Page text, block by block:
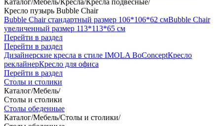
Каталог/Мебель/Кресла/Кресла подвесные/
Кресло пузырь Bubble Chair
Bubble Chair стандартный размер 106*106*62 смBubble Chair
увеличенный размер 113*113*65 см
Перейти в раздел
Перейти в раздел
Дизайнерские кресла в стиле IMOLA BoConceptКресло
реклайнерКресло для офиса
Перейти в раздел
Столы и столики
Каталог/Мебель/
Столы и столики
Столы обеденные
Каталог/Мебель/Столы и столики/